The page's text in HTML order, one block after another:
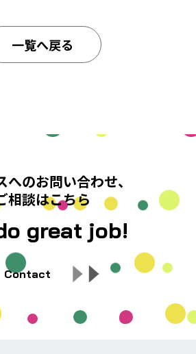
一覧へ戻る
へのお問い合わせ、
相談はこちら
great job!
Contact